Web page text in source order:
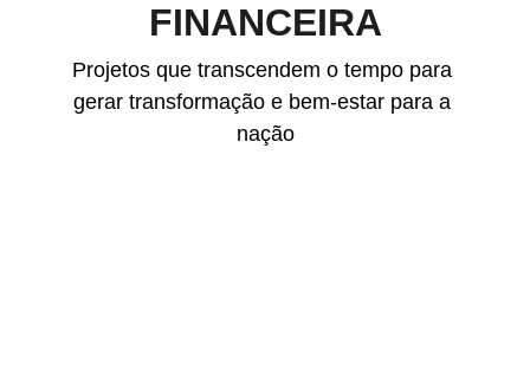
FINANCEIRA
Projetos que transcendem o tempo para
gerar transformação e bem-estar para a
nação